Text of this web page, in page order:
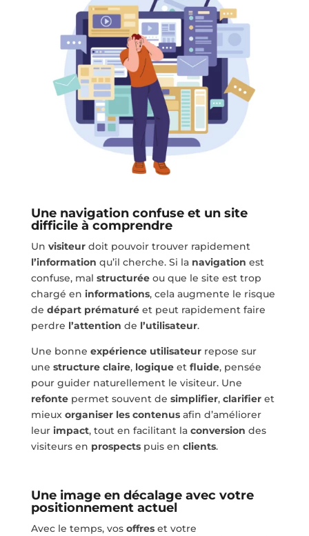
Une navigation confuse et un site
difficile à comprendre
Un visiteurdoit pouvoir trouver rapidement
l’information qu’il cherche. Si la navigation est
confuse, mal structuréeou que le site est trop
chargé en informations, cela augmente le risque
de départ prématuréet peut rapidement faire
perdre l’attention de l’utilisateur.
Une bonne expérience utilisateurrepose sur
une structure claire, logiqueet fluide, pensée
pour guider naturellement le visiteur. Une
refontepermet souvent de simplifier, clarifieret
mieux organiser les contenusafin d’améliorer
leur impact, tout en facilitant la conversion des
visiteurs en prospectspuis en clients.
Une image en décalage avec votre
positionnement actuel
Avec le temps, vos offreset votre